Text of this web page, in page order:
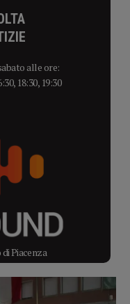
alle ore:
18:30, 19:30
Piacenza